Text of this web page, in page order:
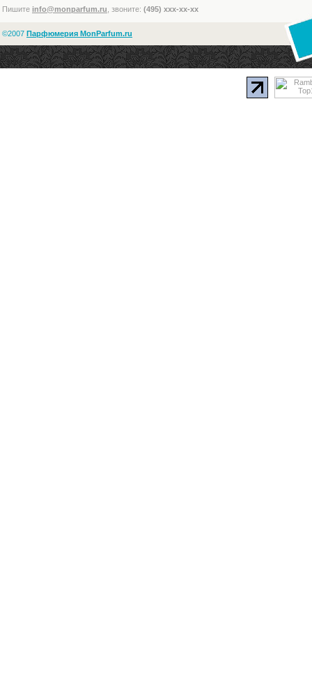
Пишите info@monparfum.ru , звоните: (495) xxx-xx-xx
©2007 Парфюмерия MonParfum.ru